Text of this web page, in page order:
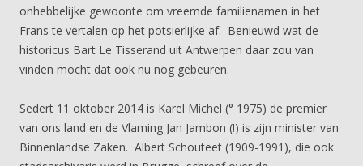
onhebbelijke gewoonte om vreemde familienamen in het
Frans te vertalen op het potsierlijke af. Benieuwd wat de
historicus Bart Le Tisserand uit Antwerpen daar zou van
vinden mocht dat ook nu nog gebeuren.
Sedert 11 oktober 2014 is Karel Michel (° 1975) de premier
van ons land en de Vlaming Jan Jambon (!) is zijn minister van
Binnenlandse Zaken. Albert Schouteet (1909-1991), die ook